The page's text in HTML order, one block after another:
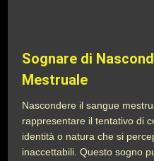
Sognare di
Mestruale
Nascondere il sangue
rappresentare il tentativo di
identità o natura che si
inaccettabili. Questo sogno